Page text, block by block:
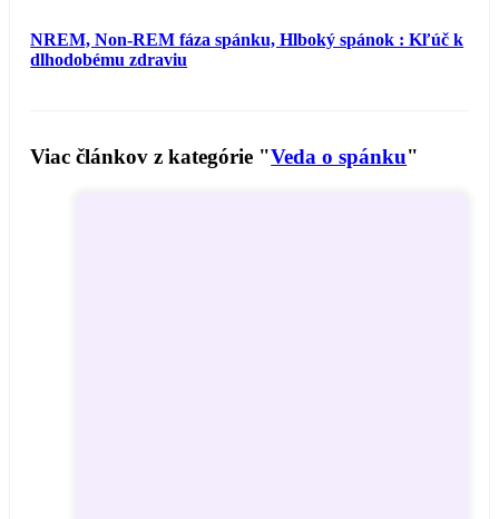
NREM, Non-REM fáza spánku, Hlboký spánok : Kľúč k
dlhodobému zdraviu
Viac článkov z kategórie "Veda o spánku"